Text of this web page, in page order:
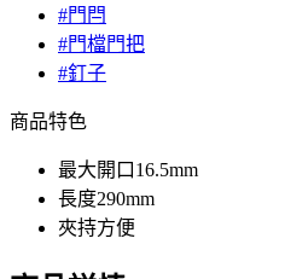
#門閂
#門檔門把
#釘子
商品特色
最大開口16.5mm
長度290mm
夾持方便